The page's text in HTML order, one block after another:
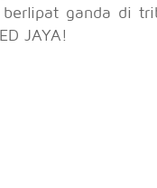
ganda di
JAYA!